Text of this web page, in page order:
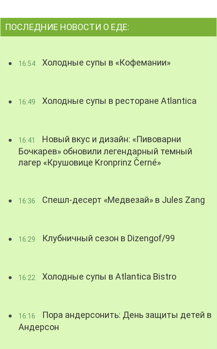
ПОСЛЕДНИЕ НОВОСТИ О ЕДЕ:
16:54 Холодные супы в «Кофемании»
16:49 Холодные супы в ресторане Atlantica
16:41
Новый вкус и дизайн: «Пивоварни
Бочкарев» обновили легендарный темный
лагер «Крушовице Kronprinz Černé»
16:36 Спешл-десерт «Медвезай» в Jules Zang
16:29 Клубничный сезон в Dizengof/99
16:22 Холодные супы в Atlantica Bistro
16:16
Пора андерсонить: День защиты детей в
Андерсон